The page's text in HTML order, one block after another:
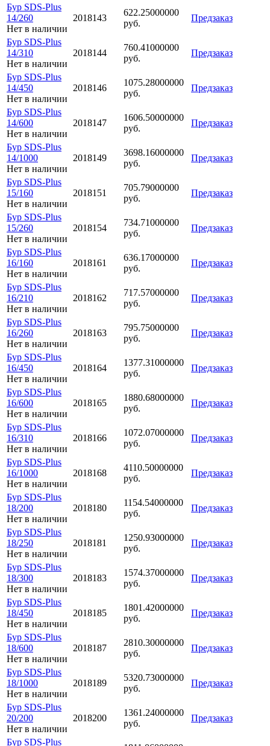
Бур SDS-Plus
14/260
Нет в наличии
2018143
622.25000000
руб.
Предзаказ
Бур SDS-Plus
14/310
Нет в наличии
2018144
760.41000000
руб.
Предзаказ
Бур SDS-Plus
14/450
Нет в наличии
2018146
1075.28000000
руб.
Предзаказ
Бур SDS-Plus
14/600
Нет в наличии
2018147
1606.50000000
руб.
Предзаказ
Бур SDS-Plus
14/1000
Нет в наличии
2018149
3698.16000000
руб.
Предзаказ
Бур SDS-Plus
15/160
Нет в наличии
2018151
705.79000000
руб.
Предзаказ
Бур SDS-Plus
15/260
Нет в наличии
2018154
734.71000000
руб.
Предзаказ
Бур SDS-Plus
16/160
Нет в наличии
2018161
636.17000000
руб.
Предзаказ
Бур SDS-Plus
16/210
Нет в наличии
2018162
717.57000000
руб.
Предзаказ
Бур SDS-Plus
16/260
Нет в наличии
2018163
795.75000000
руб.
Предзаказ
Бур SDS-Plus
16/450
Нет в наличии
2018164
1377.31000000
руб.
Предзаказ
Бур SDS-Plus
16/600
Нет в наличии
2018165
1880.68000000
руб.
Предзаказ
Бур SDS-Plus
16/310
Нет в наличии
2018166
1072.07000000
руб.
Предзаказ
Бур SDS-Plus
16/1000
Нет в наличии
2018168
4110.50000000
руб.
Предзаказ
Бур SDS-Plus
18/200
Нет в наличии
2018180
1154.54000000
руб.
Предзаказ
Бур SDS-Plus
18/250
Нет в наличии
2018181
1250.93000000
руб.
Предзаказ
Бур SDS-Plus
18/300
Нет в наличии
2018183
1574.37000000
руб.
Предзаказ
Бур SDS-Plus
18/450
Нет в наличии
2018185
1801.42000000
руб.
Предзаказ
Бур SDS-Plus
18/600
Нет в наличии
2018187
2810.30000000
руб.
Предзаказ
Бур SDS-Plus
18/1000
Нет в наличии
2018189
5320.73000000
руб.
Предзаказ
Бур SDS-Plus
20/200
Нет в наличии
2018200
1361.24000000
руб.
Предзаказ
Бур SDS-Plus